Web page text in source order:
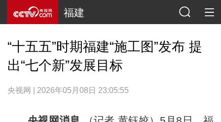
福建
“十五五”时期福建“施工图”发布 提
出“七个新”发展目标
央视网 | 2026年05月08日 23:05:55